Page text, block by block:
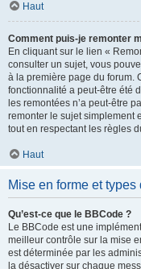
Haut
Comment puis-je remonter
En cliquant sur le lien «
consulter un sujet, vous
à la première page du forum.
fonctionnalité a peut-être été
les remontées n’a peut-être
remonter le sujet simplement
tout en respectant les règles
Haut
Mise en forme et types
Qu’est-ce que le BBCode ?
Le BBCode est une
meilleur contrôle sur la mise
est déterminée par les
la désactiver sur chaque